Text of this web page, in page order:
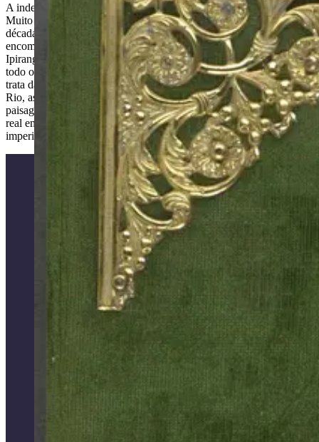
A independência do Brasil não cabe no 7 de setembro de 1822.
Muito menos na cena imaginada por Pedro Américo mais de seis
décadas depois, no conhecido painel Independência ou Morte,
encomendado para figurar com destaque no Monumento do
Ipiranga. Por mais que se tente, nenhuma data é capaz de encerrar
todo o processo da qual ela mesma faz parte. Ainda mais quando se
trata da emancipação de um país. Essa é a história que a galeria “O
Rio, as ruas e a Independência” conta, tendo como pano de fundo a
paisagem política de uma cidade que, desde a chegada da família
real em 1808, foi sendo, ao longo dos anos, fabricada como a capital
imperial.